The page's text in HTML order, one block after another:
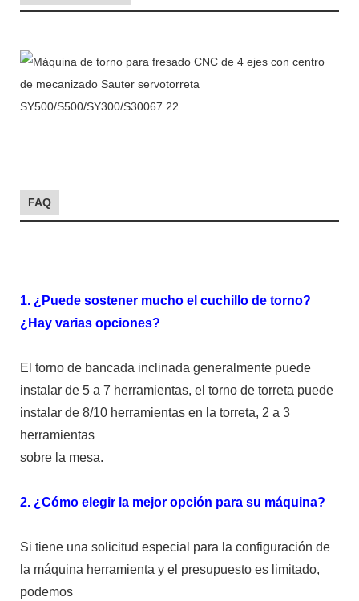
FAQ
1. ¿Puede sostener mucho el cuchillo de torno?
¿Hay varias opciones?
El torno de bancada inclinada generalmente puede
instalar de 5 a 7 herramientas, el torno de torreta puede
instalar de 8/10 herramientas en la torreta, 2 a 3
herramientas
sobre la mesa.
2. ¿Cómo elegir la mejor opción para su máquina?
Si tiene una solicitud especial para la configuración de
la máquina herramienta y el presupuesto es limitado,
podemos